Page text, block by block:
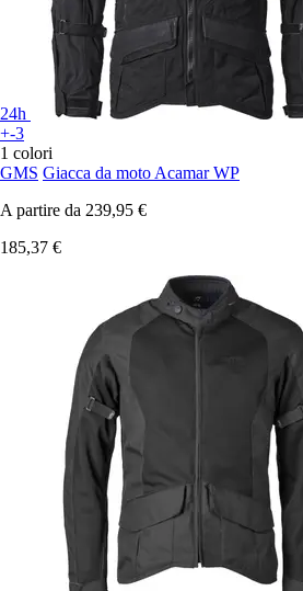
24h
+-3
1 colori
GMS Giacca da moto Acamar WP
A partire da 239,95 €
185,37 €